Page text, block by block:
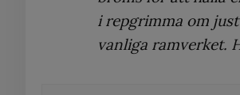
i repgrimma om
vanliga ramverket.